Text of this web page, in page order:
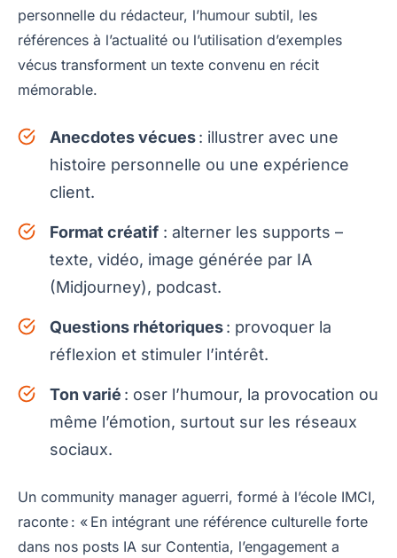
personnelle du rédacteur, l’humour subtil, les
références à l’actualité ou l’utilisation d’exemples
vécus transforment un texte convenu en récit
mémorable.
Anecdotes vécues: illustrer avec une
histoire personnelle ou une expérience
client.
Format créatif : alterner les supports –
texte, vidéo, image générée par IA
(Midjourney), podcast.
Questions rhétoriques: provoquer la
réflexion et stimuler l’intérêt.
Ton varié : oser l’humour, la provocation ou
même l’émotion, surtout sur les réseaux
sociaux.
Un community manager aguerri, formé à l’école IMCI,
raconte : « En intégrant une référence culturelle forte
dans nos posts IA sur Contentia, l’engagement a